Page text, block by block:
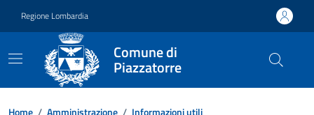
Regione Lombardia
Comune di
Piazzatorre
Home / Amministrazione / Informazioni utili